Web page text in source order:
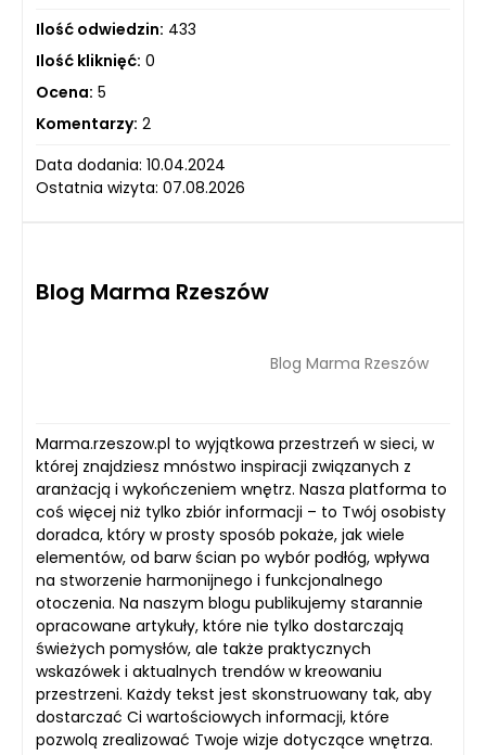
Ilość odwiedzin: 433
Ilość kliknięć: 0
Ocena: 5
Komentarzy: 2
Data dodania: 10.04.2024
Ostatnia wizyta: 07.08.2026
Blog Marma Rzeszów
Blog Marma Rzeszów
Marma.rzeszow.pl to wyjątkowa przestrzeń w sieci, w
której znajdziesz mnóstwo inspiracji związanych z
aranżacją i wykończeniem wnętrz. Nasza platforma to
coś więcej niż tylko zbiór informacji – to Twój osobisty
doradca, który w prosty sposób pokaże, jak wiele
elementów, od barw ścian po wybór podłóg, wpływa
na stworzenie harmonijnego i funkcjonalnego
otoczenia. Na naszym blogu publikujemy starannie
opracowane artykuły, które nie tylko dostarczają
świeżych pomysłów, ale także praktycznych
wskazówek i aktualnych trendów w kreowaniu
przestrzeni. Każdy tekst jest skonstruowany tak, aby
dostarczać Ci wartościowych informacji, które
pozwolą zrealizować Twoje wizje dotyczące wnętrza.